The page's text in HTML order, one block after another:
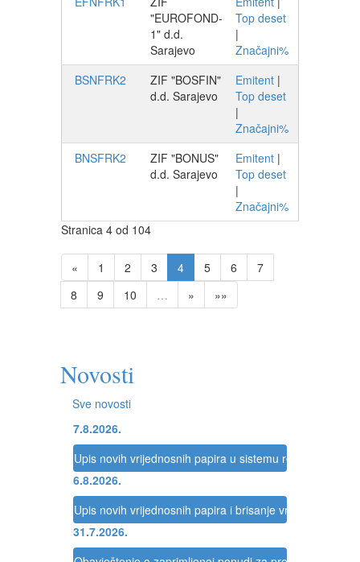
"EUROFOND-
1" d.d.
Sarajevo
Top deset
|
Značajni%
BSNFRK2
ZIF "BOSFIN"
d.d. Sarajevo
Emitent |
Top deset
|
Značajni%
BNSFRK2
ZIF "BONUS"
d.d. Sarajevo
Emitent |
Top deset
|
Značajni%
Stranica 4 od 104
« 1 2 3 4 5 6
7
8
9 10 … » »»
Novosti
Sve novosti
7.8.2026.
Upis novih vrijednosnih papira u sistemu registracije
6.8.2026.
Upis novih vrijednosnih papira i brisanje vrijednosnih
31.7.2026.